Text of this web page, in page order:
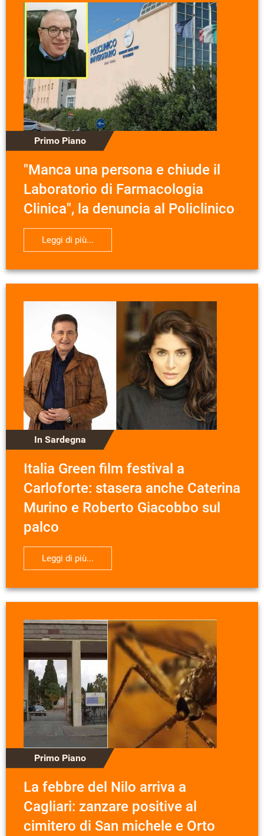
Primo Piano
"Manca una persona e chiude il
Laboratorio di Farmacologia
Clinica", la denuncia al Policlinico
Leggi di più...
In Sardegna
Italia Green film festival a
Carloforte: stasera anche Caterina
Murino e Roberto Giacobbo sul
palco
Leggi di più...
Primo Piano
La febbre del Nilo arriva a
Cagliari: zanzare positive al
cimitero di San michele e Orto